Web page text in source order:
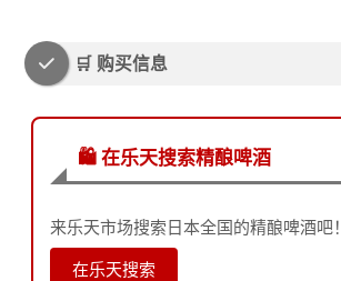
🛒 购买信息
🛍️ 在乐天搜索精酿啤酒
来乐天市场搜索日本全国的精酿啤酒吧！
在乐天搜索